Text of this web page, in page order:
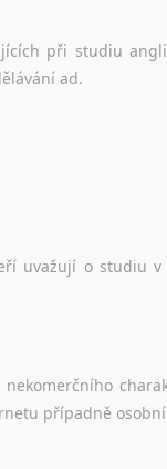
při studiu
ad.
uvažují o studiu v
nekomerčního
případně osobní